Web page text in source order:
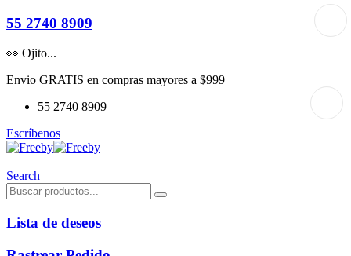
55 2740 8909
👀 Ojito...
Envio GRATIS en compras mayores a $999
55 2740 8909
Escríbenos
Search
Lista de deseos